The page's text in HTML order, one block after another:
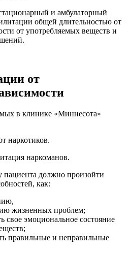
и амбулаторный
общей длительностью от
от употребляемых веществ и
от
в клинике «Миннесота»
наркотиков.
наркоманов.
пациента должно произойти
как:
жизненных проблем;
свое эмоциональное состояние
правильные и неправильные